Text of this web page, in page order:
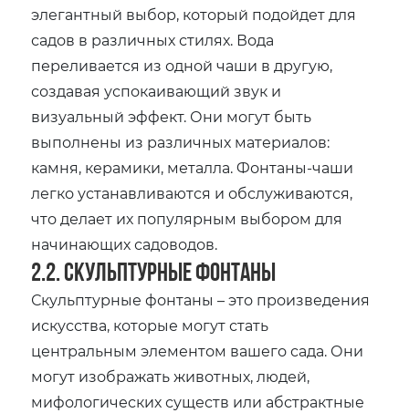
элегантный выбор‚ который подойдет для
садов в различных стилях. Вода
переливается из одной чаши в другую‚
создавая успокаивающий звук и
визуальный эффект. Они могут быть
выполнены из различных материалов:
камня‚ керамики‚ металла. Фонтаны-чаши
легко устанавливаются и обслуживаются‚
что делает их популярным выбором для
начинающих садоводов.
2.2. Скульптурные фонтаны
Скульптурные фонтаны – это произведения
искусства‚ которые могут стать
центральным элементом вашего сада. Они
могут изображать животных‚ людей‚
мифологических существ или абстрактные